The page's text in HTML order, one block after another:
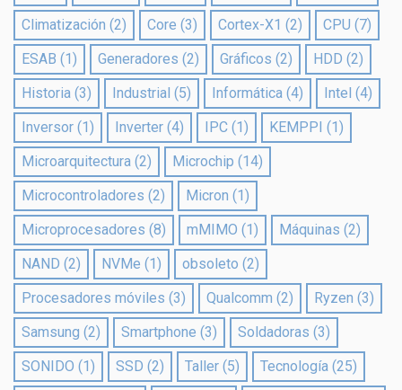
Climatización (2) Core (3) Cortex-X1 (2) CPU (7)
ESAB (1) Generadores (2) Gráficos (2) HDD (2)
Historia (3) Industrial (5) Informática (4) Intel (4)
Inversor (1) Inverter (4) IPC (1) KEMPPI (1)
Microarquitectura (2) Microchip (14)
Microcontroladores (2) Micron (1)
Microprocesadores (8) mMIMO (1) Máquinas (2)
NAND (2) NVMe (1) obsoleto (2)
Procesadores móviles (3) Qualcomm (2) Ryzen (3)
Samsung (2) Smartphone (3) Soldadoras (3)
SONIDO (1) SSD (2) Taller (5) Tecnología (25)